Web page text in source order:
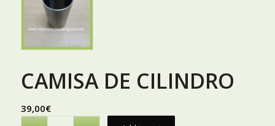
CAMISA DE CILINDRO
39,00€